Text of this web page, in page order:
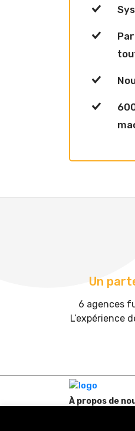
Un
6 agences
L’expérience
À propos de